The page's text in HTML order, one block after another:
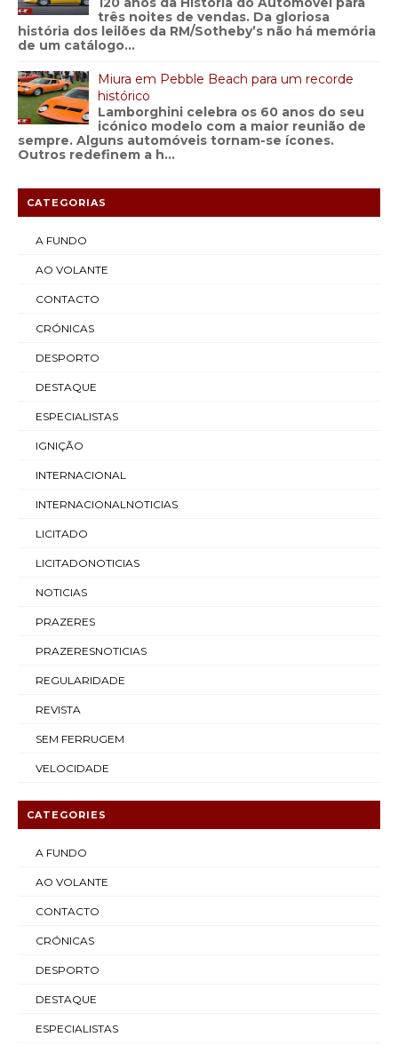
três noites de vendas. Da gloriosa
história dos leilões da RM/Sotheby’s não há memória
de um catálogo...
Miura em Pebble Beach para um recorde
histórico
Lamborghini celebra os 60 anos do seu
icónico modelo com a maior reunião de
sempre. Alguns automóveis tornam-se ícones.
Outros redefinem a h...
CATEGORIAS
A FUNDO
AO VOLANTE
CONTACTO
CRÓNICAS
DESPORTO
DESTAQUE
ESPECIALISTAS
IGNIÇÃO
INTERNACIONAL
INTERNACIONALNOTICIAS
LICITADO
LICITADONOTICIAS
NOTICIAS
PRAZERES
PRAZERESNOTICIAS
REGULARIDADE
REVISTA
SEM FERRUGEM
VELOCIDADE
CATEGORIES
A FUNDO
AO VOLANTE
CONTACTO
CRÓNICAS
DESPORTO
DESTAQUE
ESPECIALISTAS